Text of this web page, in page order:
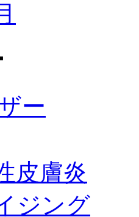
ー
皮膚炎
ジング